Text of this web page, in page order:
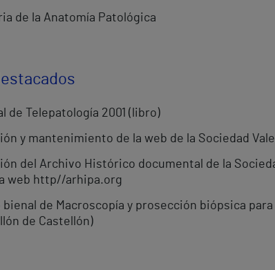
de la Anatomía Patológica
de Telepatología 2001 (libro)
y mantenimiento de la web de la Sociedad
del Archivo Histórico documental de la
web http//arhipa.org
bienal de Macroscopía y prosección biópsica
de Castellón)